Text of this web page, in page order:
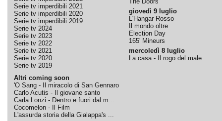
Serie tv imperdibili 2021
Serie tv imperdibili 2020
Serie tv imperdibili 2019
Serie tv 2024
Serie tv 2023
Serie tv 2022
Serie tv 2021
Serie tv 2020
Serie tv 2019
Altri coming soon
'O Sang - Il miracolo di San Gennaro
Carlo Acutis - Il giovane santo
Carla Lonzi - Dentro e fuori dal m...
Cocomelon - Il Film
L'assurda storia della Gialappa's ...
giovedì 9 luglio
L'Hangar Rosso
Il mondo oltre
Election Day
165' Mineurs
mercoledì 8 luglio
La casa - Il rogo del male